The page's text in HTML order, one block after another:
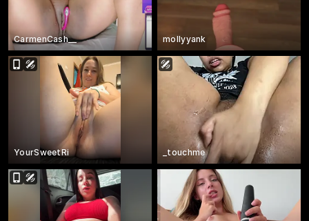
CarmenCash__ mollyyank
YourSweetRi _touchme